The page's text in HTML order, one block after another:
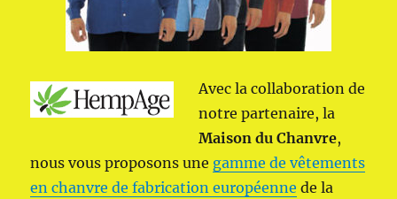
Avec la collaboration de
notre partenaire, la
Maison du Chanvre,
nous vous proposons une gamme de vêtements
en chanvre de fabrication européenne de la